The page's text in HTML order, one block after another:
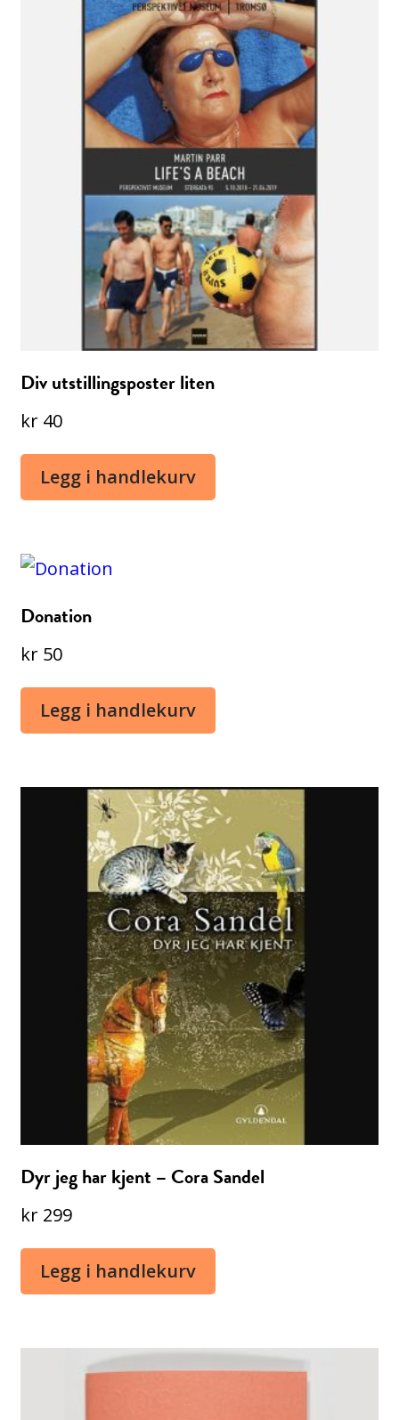
Div utstillingsposter liten
kr 40
Legg i handlekurv
Donation
kr 50
Legg i handlekurv
Dyr jeg har kjent – Cora Sandel
kr 299
Legg i handlekurv